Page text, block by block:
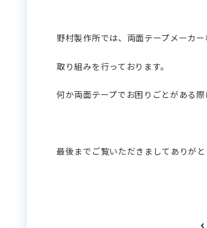
野村製作所では、両面テープメーカ
取り組みを行っております。
何か両面テープでお困りごとがある
最後までご覧いただきましてありがと